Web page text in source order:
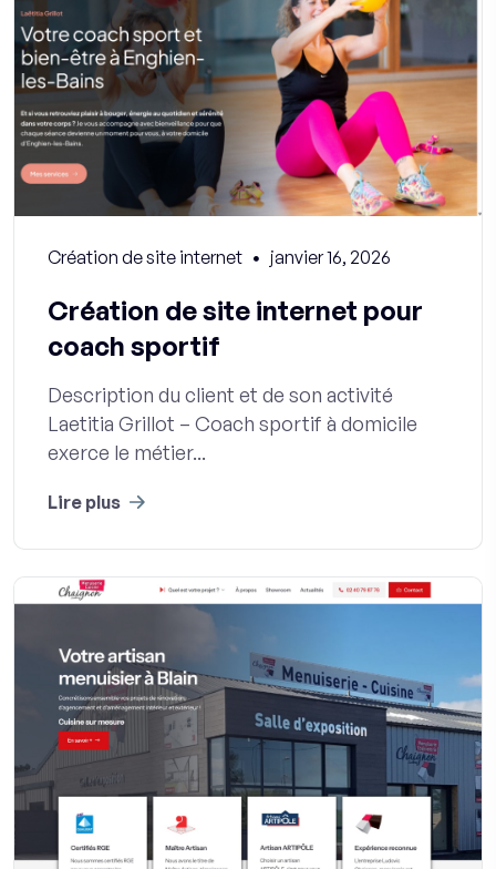
Création de site internet janvier 16, 2026
Création de site internet pour
coach sportif
Description du client et de son activité
Laetitia Grillot – Coach sportif à domicile
exerce le métier...
Lire plus